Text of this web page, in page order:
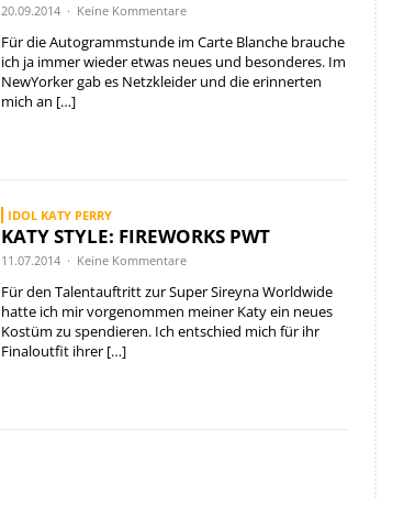
20.09.2014 · Keine Kommentare
Für die Autogrammstunde im Carte Blanche brauche
ich ja immer wieder etwas neues und besonderes. Im
NewYorker gab es Netzkleider und die erinnerten
mich an […]
IDOL KATY PERRY
KATY STYLE: FIREWORKS PWT
11.07.2014 · Keine Kommentare
Für den Talentauftritt zur Super Sireyna Worldwide
hatte ich mir vorgenommen meiner Katy ein neues
Kostüm zu spendieren. Ich entschied mich für ihr
Finaloutfit ihrer […]